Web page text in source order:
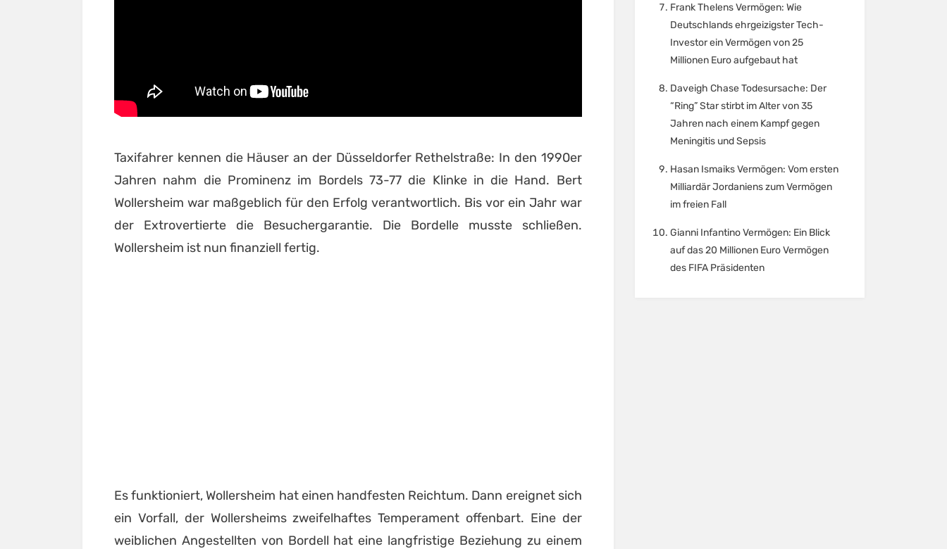
Taxifahrer kennen die Häuser an der Düsseldorfer Rethelstraße: In den 1990er
Jahren nahm die Prominenz im Bordels 73-77 die Klinke in die Hand. Bert
Wollersheim war maßgeblich für den Erfolg verantwortlich. Bis vor ein Jahr war
der Extrovertierte die Besuchergarantie. Die Bordelle musste schließen.
Wollersheim ist nun finanziell fertig.
Es funktioniert, Wollersheim hat einen handfesten Reichtum. Dann ereignet sich
ein Vorfall, der Wollersheims zweifelhaftes Temperament offenbart. Eine der
weiblichen Angestellten von Bordell hat eine langfristige Beziehung zu einem
Frank Thelens Vermögen: Wie
Deutschlands ehrgeizigster Tech-
Investor ein Vermögen von 25
Millionen Euro aufgebaut hat
Daveigh Chase Todesursache: Der
“Ring” Star stirbt im Alter von 35
Jahren nach einem Kampf gegen
Meningitis und Sepsis
Hasan Ismaiks Vermögen: Vom ersten
Milliardär Jordaniens zum Vermögen
im freien Fall
Gianni Infantino Vermögen: Ein Blick
auf das 20 Millionen Euro Vermögen
des FIFA Präsidenten